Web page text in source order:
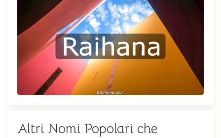
Altri Nomi Popolari che